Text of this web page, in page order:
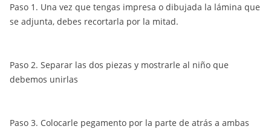
Paso 1. Una vez que tengas impresa o dibujada la lámina que
se adjunta, debes recortarla por la mitad.
Paso 2. Separar las dos piezas y mostrarle al niño que
debemos unirlas
Paso 3. Colocarle pegamento por la parte de atrás a ambas